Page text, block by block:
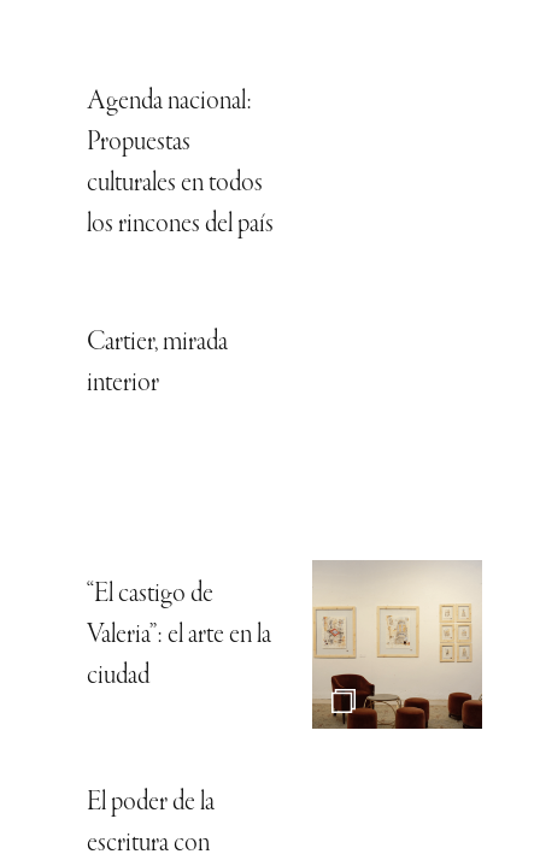
Agenda nacional:
Propuestas
culturales en todos
los rincones del país
Cartier, mirada
interior
“El castigo de
Valeria”: el arte en la
ciudad
El poder de la
escritura con